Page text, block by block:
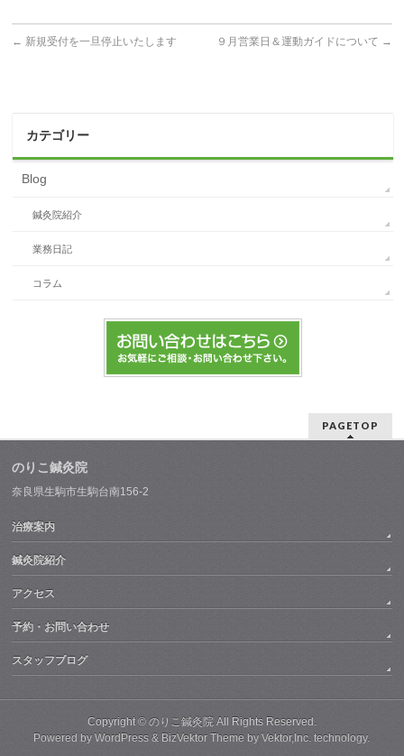
← 新規受付を一旦停止いたします ９月営業日＆運動ガイドについて →
カテゴリー
Blog
鍼灸院紹介
業務日記
コラム
PAGETOP
のりこ鍼灸院
奈良県生駒市生駒台南156-2
治療案内
鍼灸院紹介
アクセス
予約・お問い合わせ
スタッフブログ
Copyright © のりこ鍼灸院All Rights Reserved.
Powered byWordPress & BizVektor Theme byVektor,Inc. technology.